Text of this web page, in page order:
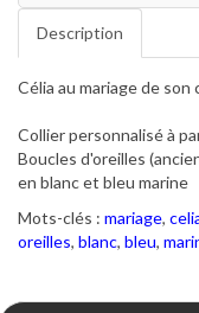
Description
Célia au mariage de son
Collier personnalisé à
Boucles d'oreilles
en blanc et bleu marine
Mots-clés : mariage,
oreilles, blanc, bleu,